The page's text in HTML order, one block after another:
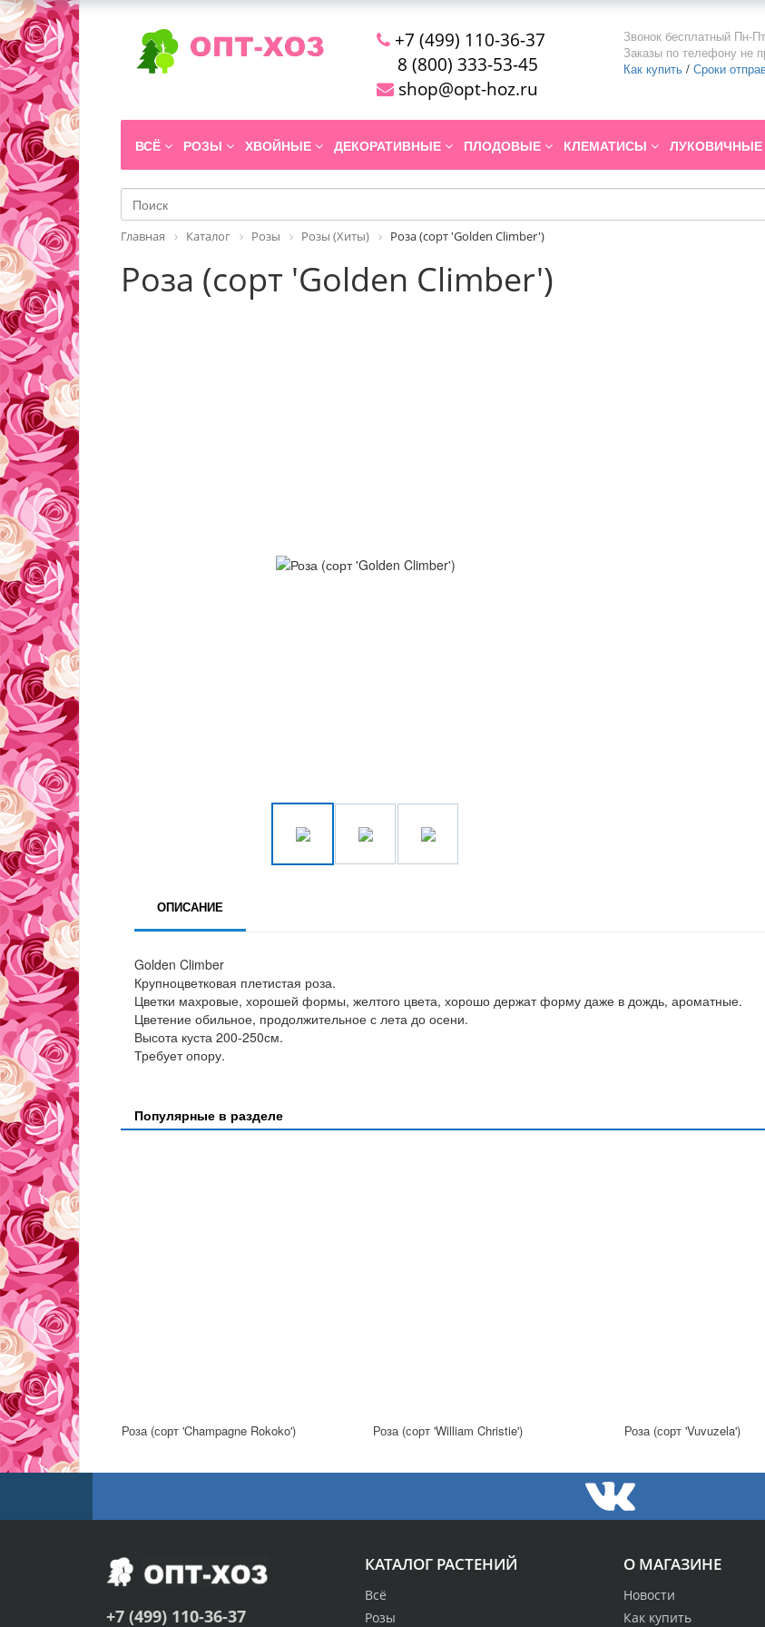
+7 (499) 110-36-37
8 (800) 333-53-45
shop@opt-hoz.ru
Звонок бесплатный Пн-
Заказы по телефону не
Как купить / Сроки
ВСЁ РОЗЫ ХВОЙНЫЕ ДЕКОРАТИВНЫЕ ПЛОДОВЫЕ КЛЕМАТИСЫ ЛУКОВИЧНЫЕ
Главная Каталог Розы Розы (Хиты) Роза (сорт 'Golden Climber')
Роза (сорт 'Golden Climber')
ОПИСАНИЕ
Golden Climber
Крупноцветковая плетистая роза.
Цветки махровые, хорошей формы, желтого цвета, хорошо держат форму даже в дождь, ароматные.
Цветение обильное, продолжительное с лета до осени.
Высота куста 200-250см.
Требует опору.
Популярные в разделе
Роза (сорт 'Champagne Rokoko') Роза (сорт 'William Christie') Роза (сорт 'Vuvuzela')
О МАГАЗИНЕ
Новости
Как купить
КАТАЛОГ РАСТЕНИЙ
Всё
Розы
+7 (499) 110-36-37